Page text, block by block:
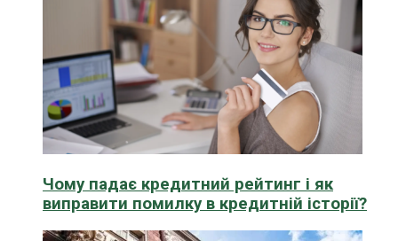
Чому падає кредитний рейтинг і як
виправити помилку в кредитній історії?